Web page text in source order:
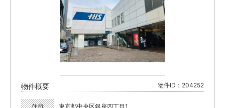
物件概要 物件ID：204252
住所 東京都中央区銀座四丁目1